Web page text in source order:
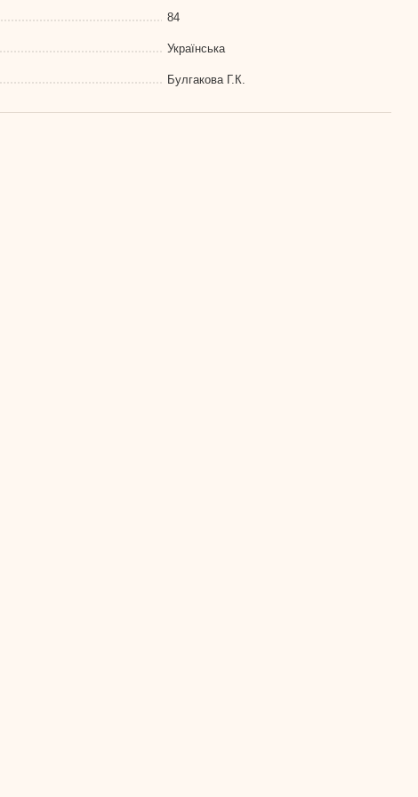
84
Українська
Булгакова Г.К.